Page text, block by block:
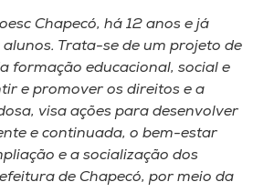
Chapecó, há 12 anos e já
Trata-se de um projeto de
formação educacional, social e
e promover os direitos e a
visa ações para desenvolver
e continuada, o bem-estar
e a socialização dos
de Chapecó, por meio da